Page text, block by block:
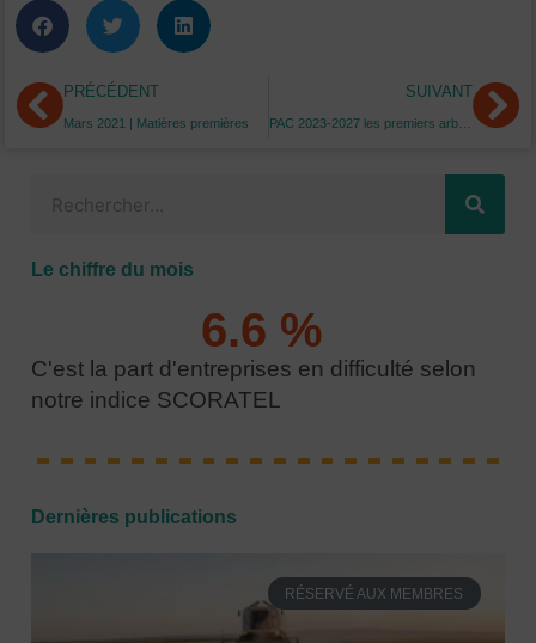
Précédent
PRÉCÉDENT
Mars 2021 | Matières premières
SUIVANT
PAC 2023-2027 les premiers arbitrages
Le chiffre du mois
C'est la part d'entreprises en difficulté selon
notre indice SCORATEL
6.6 %
Dernières publications
RÉSERVÉ AUX MEMBRES